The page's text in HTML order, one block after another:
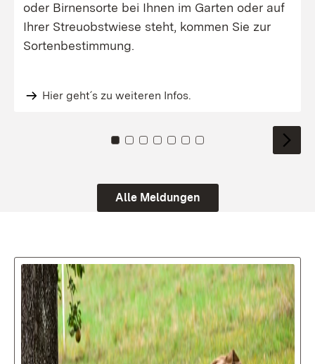
oder Birnensorte bei Ihnen im Garten oder auf
Ihrer Streuobstwiese steht, kommen Sie zur
Sortenbestimmung.
Hier geht´s zu weiteren Infos.
Zu Kachel: 0
Zu Kachel: 1
Zu Kachel: 2
Zu Kachel: 3
Zu Kachel: 4
Zu Kachel: 5
Zu Kachel: 6
Alle Meldungen